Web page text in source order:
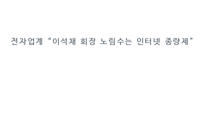
전자업계 “이석채 회장 노림수는 인터넷 종량제”